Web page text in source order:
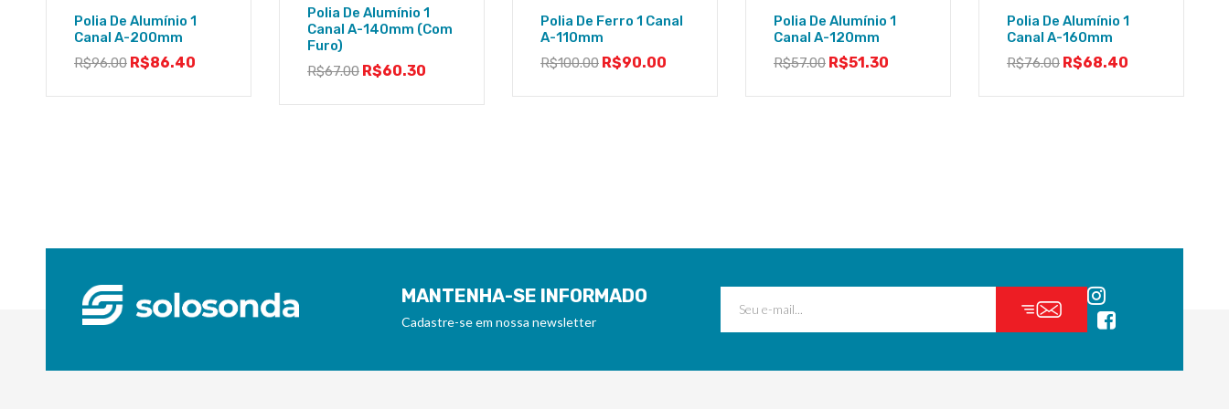
Polia De Alumínio 1
Canal A-200mm
R$96.00 R$86.40
Polia De Alumínio 1
Canal A-140mm (Com
Furo)
R$67.00 R$60.30
Polia De Ferro 1 Canal
A-110mm
R$100.00 R$90.00
Polia De Alumínio 1
Canal A-120mm
R$57.00 R$51.30
Polia De Alumínio 1
Canal A-160mm
R$76.00 R$68.40
MANTENHA-SE INFORMADO
Cadastre-se em nossa newsletter